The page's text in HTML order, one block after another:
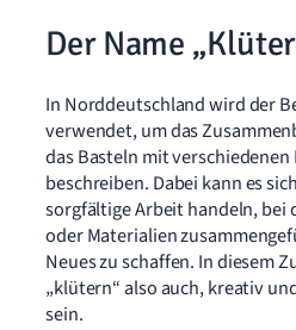
Der Name
In Norddeutschland wird der
verwendet, um das
das Basteln mit
beschreiben. Dabei kann es
sorgfältige Arbeit handeln, bei
oder Materialien
Neues zu schaffen. In diesem
„klütern“ also auch, kreativ
sein.